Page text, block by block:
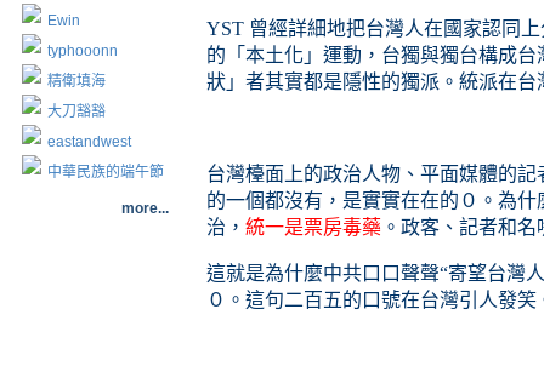
Ewin
typhooonn
精衛填海
大刀豁豁
eastandwest
中華民族的端午節
more...
YST 曾經詳細地把台灣人在國家認同
的「本土化」運動，台獨與獨台構成
狀」者其實都是隱性的獨派。統派在
台灣檯面上的政治人物、平面媒體的
的一個都沒有，是實實在在的０。為
治， 統一是票房毒藥 。政客、記者和
這就是為什麼中共口口聲聲“寄望台灣
０。這句二百五的口號在台灣引人發笑